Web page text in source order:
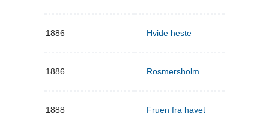
1886 Hvide heste
1886 Rosmersholm
1888 Fruen fra havet